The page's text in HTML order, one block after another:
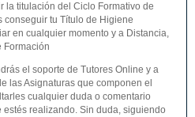
la titulación del Ciclo Formativo de
conseguir tu Título de Higiene
en cualquier momento y a Distancia,
Formación
el soporte de Tutores Online y a
las Asignaturas que componen el
cualquier duda o comentario
realizando. Sin duda, siguiendo